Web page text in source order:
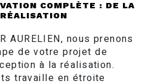
COMPLÈTE : DE LA
AURELIEN, nous prenons
de votre projet de
à la réalisation.
travaille en étroite